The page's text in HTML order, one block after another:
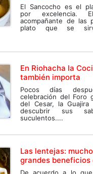
El Sancocho es el
por excelencia.
acompañante de las
plato que se
En Riohacha la
también importa
Pocos días
celebración del Foro
del Cesar, la
descubrir sus
suculentos....
Las lentejas:
grandes beneficios